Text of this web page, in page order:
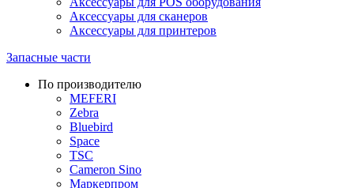
Аксессуары для сканеров
Аксессуары для принтеров
Запасные части
По производителю
MEFERI
Zebra
Bluebird
Space
TSC
Cameron Sino
Маркерпром